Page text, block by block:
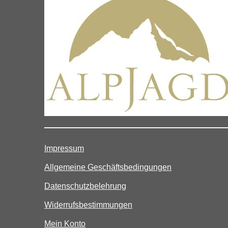
Impressum
Allgemeine Geschäftsbedingungen
Datenschutzbelehrung
Widerrufsbestimmungen
Mein Konto